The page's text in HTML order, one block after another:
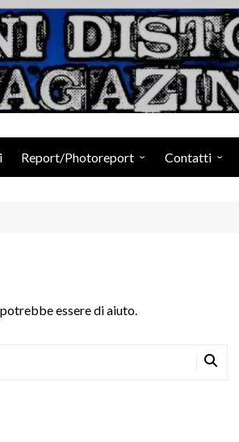
Suoni Distorti
Report/Photoreport Contatti
essere di aiuto.